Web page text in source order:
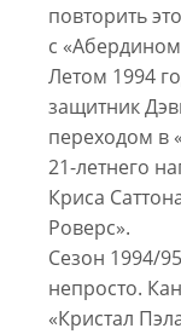
повторить
с
Летом 1994
защитник
переходом в
21-летнего
Криса
Роверс».
Сезон 1994/
непросто.
«Кристал